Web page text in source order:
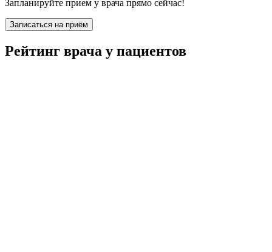
Запланируйте прием у врача прямо сейчас!
Записаться на приём
Рейтинг врача у пациентов